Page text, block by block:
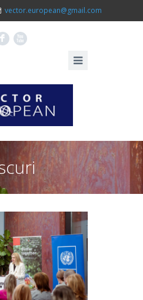
vector.european@gmail.com
F X